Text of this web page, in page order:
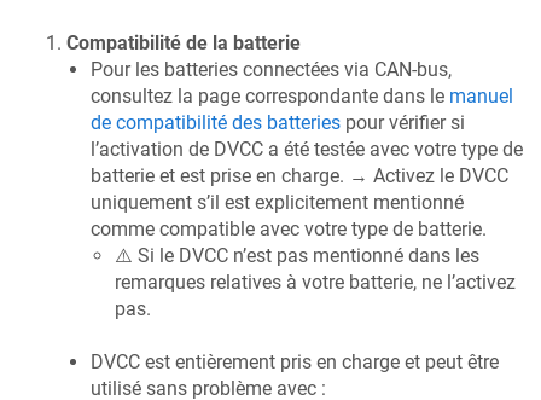
Compatibilité de la batterie
Pour les batteries connectées via CAN-bus,
consultez la page correspondante dans le manuel
de compatibilité des batteries pour vérifier si
l’activation de DVCC a été testée avec votre type de
batterie et est prise en charge. → Activez le DVCC
uniquement s’il est explicitement mentionné
comme compatible avec votre type de batterie.
⚠️ Si le DVCC n’est pas mentionné dans les
remarques relatives à votre batterie, ne l’activez
pas.
DVCC est entièrement pris en charge et peut être
utilisé sans problème avec :